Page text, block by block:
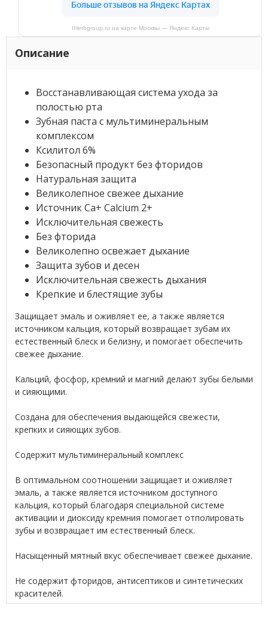
IHerbgroup.ru на карте Москвы — Яндекс Карты
Описание
Восстанавливающая система ухода за
полостью рта
Зубная паста с мультиминеральным
комплексом
Ксилитол 6%
Безопасный продукт без фторидов
Натуральная защита
Великолепное свежее дыхание
Источник Ca+ Calcium 2+
Исключительная свежесть
Без фторида
Великолепно освежает дыхание
Защита зубов и десен
Исключительная свежесть дыхания
Крепкие и блестящие зубы
Защищает эмаль и оживляет ее, а также является
источником кальция, который возвращает зубам их
естественный блеск и белизну, и помогает обеспечить
свежее дыхание.
Кальций, фосфор, кремний и магний делают зубы белыми
и сияющими.
Создана для обеспечения выдающейся свежести,
крепких и сияющих зубов.
Содержит мультиминеральный комплекс
В оптимальном соотношении защищает и оживляет
эмаль, а также является источником доступного
кальция, который благодаря специальной системе
активации и диоксиду кремния помогает отполировать
зубы и возвращает им естественный блеск.
Насыщенный мятный вкус обеспечивает свежее дыхание.
Не содержит фторидов, антисептиков и синтетических
красителей.